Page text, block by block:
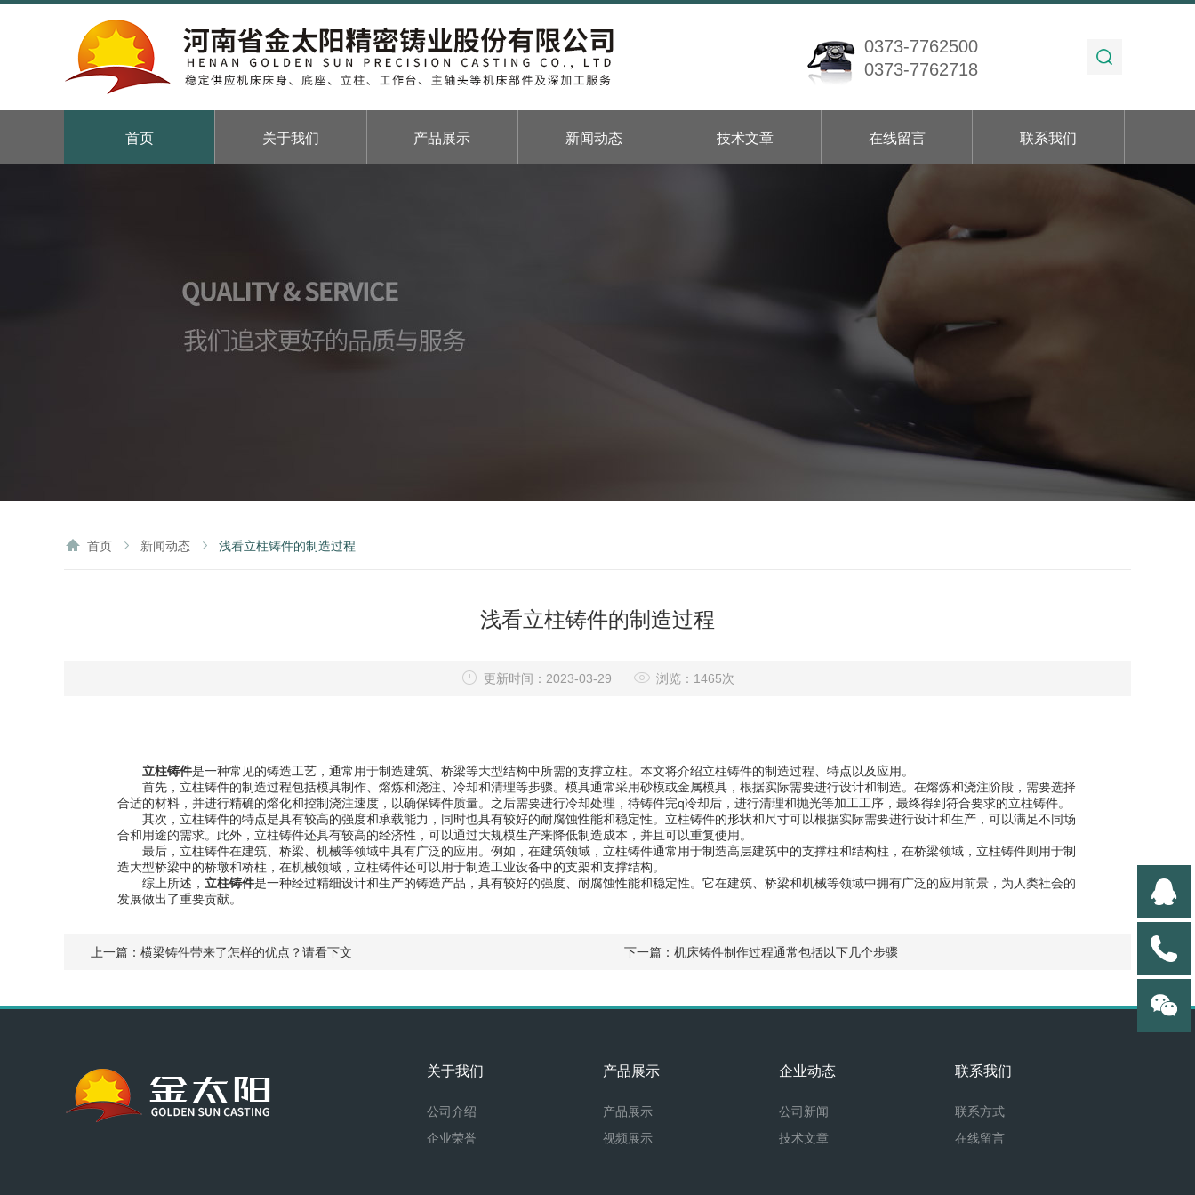
0373-7762500
0373-7762718
首页 关于我们 产品展示 新闻动态 技术文章 在线留言 联系我们
首页 新闻动态 浅看立柱铸件的制造过程
浅看立柱铸件的制造过程
更新时间：2023-03-29 浏览：1465次
立柱铸件是一种常见的铸造工艺，通常用于制造建筑、桥梁等大型结构中所需的支撑立柱。本文将介绍立柱铸件的制造过程、特点以及应用。
首先，立柱铸件的制造过程包括模具制作、熔炼和浇注、冷却和清理等步骤。模具通常采用砂模或金属模具，根据实际需要进行设计和制造。在熔炼和浇注阶段，需要选择
合适的材料，并进行精确的熔化和控制浇注速度，以确保铸件质量。之后需要进行冷却处理，待铸件完q冷却后，进行清理和抛光等加工工序，最终得到符合要求的立柱铸件。
其次，立柱铸件的特点是具有较高的强度和承载能力，同时也具有较好的耐腐蚀性能和稳定性。立柱铸件的形状和尺寸可以根据实际需要进行设计和生产，可以满足不同场
合和用途的需求。此外，立柱铸件还具有较高的经济性，可以通过大规模生产来降低制造成本，并且可以重复使用。
最后，立柱铸件在建筑、桥梁、机械等领域中具有广泛的应用。例如，在建筑领域，立柱铸件通常用于制造高层建筑中的支撑柱和结构柱，在桥梁领域，立柱铸件则用于制
造大型桥梁中的桥墩和桥柱，在机械领域，立柱铸件还可以用于制造工业设备中的支架和支撑结构。
综上所述， 立柱铸件是一种经过精细设计和生产的铸造产品，具有较好的强度、耐腐蚀性能和稳定性。它在建筑、桥梁和机械等领域中拥有广泛的应用前景，为人类社会的
发展做出了重要贡献。
上一篇： 横梁铸件带来了怎样的优点？请看下文 下一篇： 机床铸件制作过程通常包括以下几个步骤
关于我们
公司介绍
企业荣誉
产品展示
产品展示
视频展示
企业动态
公司新闻
技术文章
联系我们
联系方式
在线留言